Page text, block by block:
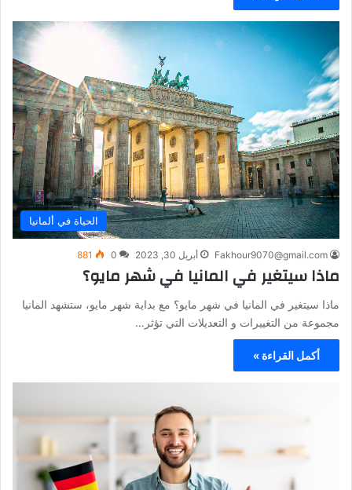
الحياة في ألمانيا
Fakhour9070@gmail.com أبريل 30, 2023 0
881
ماذا سيتغير في المانيا في شهر مايو؟
ماذا سيتغير في المانيا في شهر مايو؟ مع بداية شهر مايو، ستشهد المانيا
مجموعة من التغييرات و التعديلات التي تؤثر…
أكمل القراءة »